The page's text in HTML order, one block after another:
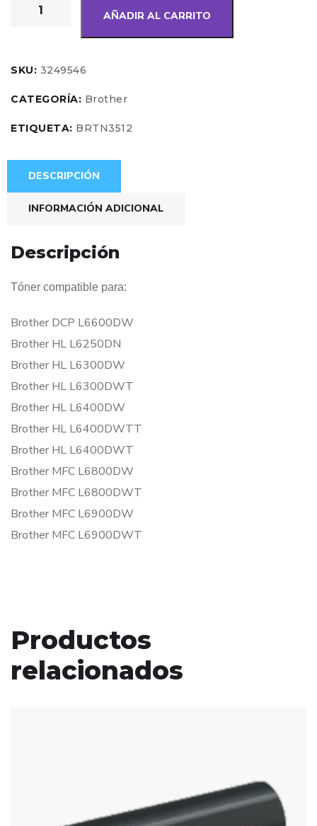
AÑADIR AL CARRITO
SKU: 3249546
CATEGORÍA: Brother
ETIQUETA: BRTN3512
DESCRIPCIÓN
INFORMACIÓN ADICIONAL
Descripción
Tóner compatible para:
Brother DCP L6600DW
Brother HL L6250DN
Brother HL L6300DW
Brother HL L6300DWT
Brother HL L6400DW
Brother HL L6400DWTT
Brother HL L6400DWT
Brother MFC L6800DW
Brother MFC L6800DWT
Brother MFC L6900DW
Brother MFC L6900DWT
Productos
relacionados